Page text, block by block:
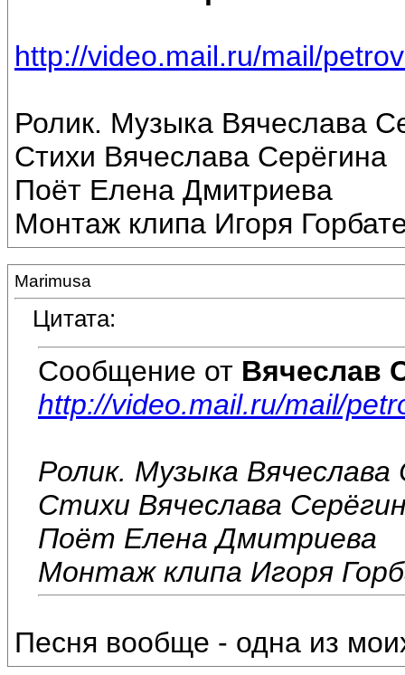
http://video.mail.ru/mail/
Ролик. Музыка Вячеслава
Стихи Вячеслава Серёгина
Поёт Елена Дмитриева
Монтаж клипа Игоря
Marimusa
Цитата:
Сообщение от Вячеслав
http://video.mail.ru/mail/
Ролик. Музыка
Стихи Вячеслава
Поёт Елена Дмитриева
Монтаж клипа Игоря
Песня вообще - одна из